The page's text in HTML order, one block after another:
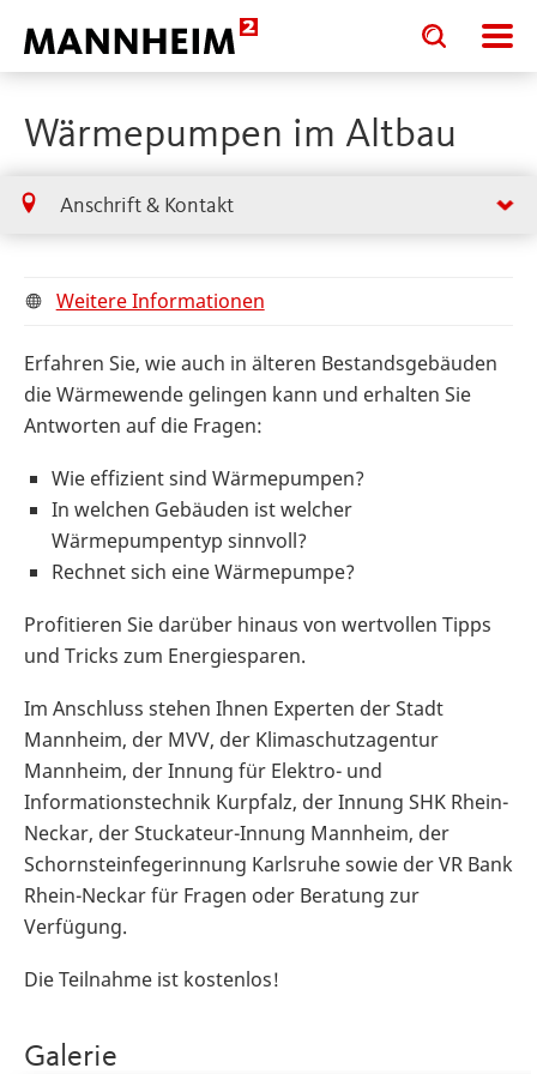
Toggle
search
input
Toggle
search
input
Wärmepumpen im Altbau
Anschrift & Kontakt
Weitere Informationen
Erfahren Sie, wie auch in älteren Bestandsgebäuden
die Wärmewende gelingen kann und erhalten Sie
Antworten auf die Fragen:
Wie effizient sind Wärmepumpen?
In welchen Gebäuden ist welcher
Wärmepumpentyp sinnvoll?
Rechnet sich eine Wärmepumpe?
Profitieren Sie darüber hinaus von wertvollen Tipps
und Tricks zum Energiesparen.
Im Anschluss stehen Ihnen Experten der Stadt
Mannheim, der MVV, der Klimaschutzagentur
Mannheim, der Innung für Elektro- und
Informationstechnik Kurpfalz, der Innung SHK Rhein-
Neckar, der Stuckateur-Innung Mannheim, der
Schornsteinfegerinnung Karlsruhe sowie der VR Bank
Rhein-Neckar für Fragen oder Beratung zur
Verfügung.
Die Teilnahme ist kostenlos!
Galerie